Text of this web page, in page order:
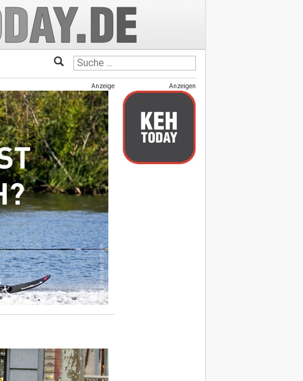
Anzeige Anzeigen